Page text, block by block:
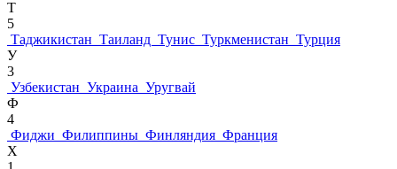
Т
5
Таджикистан Таиланд Тунис Туркменистан Турция
У
3
Узбекистан Украина Уругвай
Ф
4
Фиджи Филиппины Финляндия Франция
Х